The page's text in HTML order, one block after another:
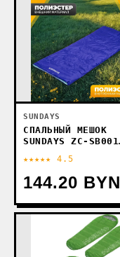
SUNDAYS
СПАЛЬНЫЙ МЕШОК
SUNDAYS ZC-SB001
★★★★★ 4.5
144.20 BYN